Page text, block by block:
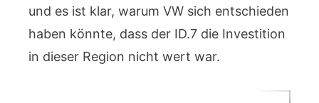
und es ist klar, warum VW sich entschieden
haben könnte, dass der ID.7 die Investition
in dieser Region nicht wert war.